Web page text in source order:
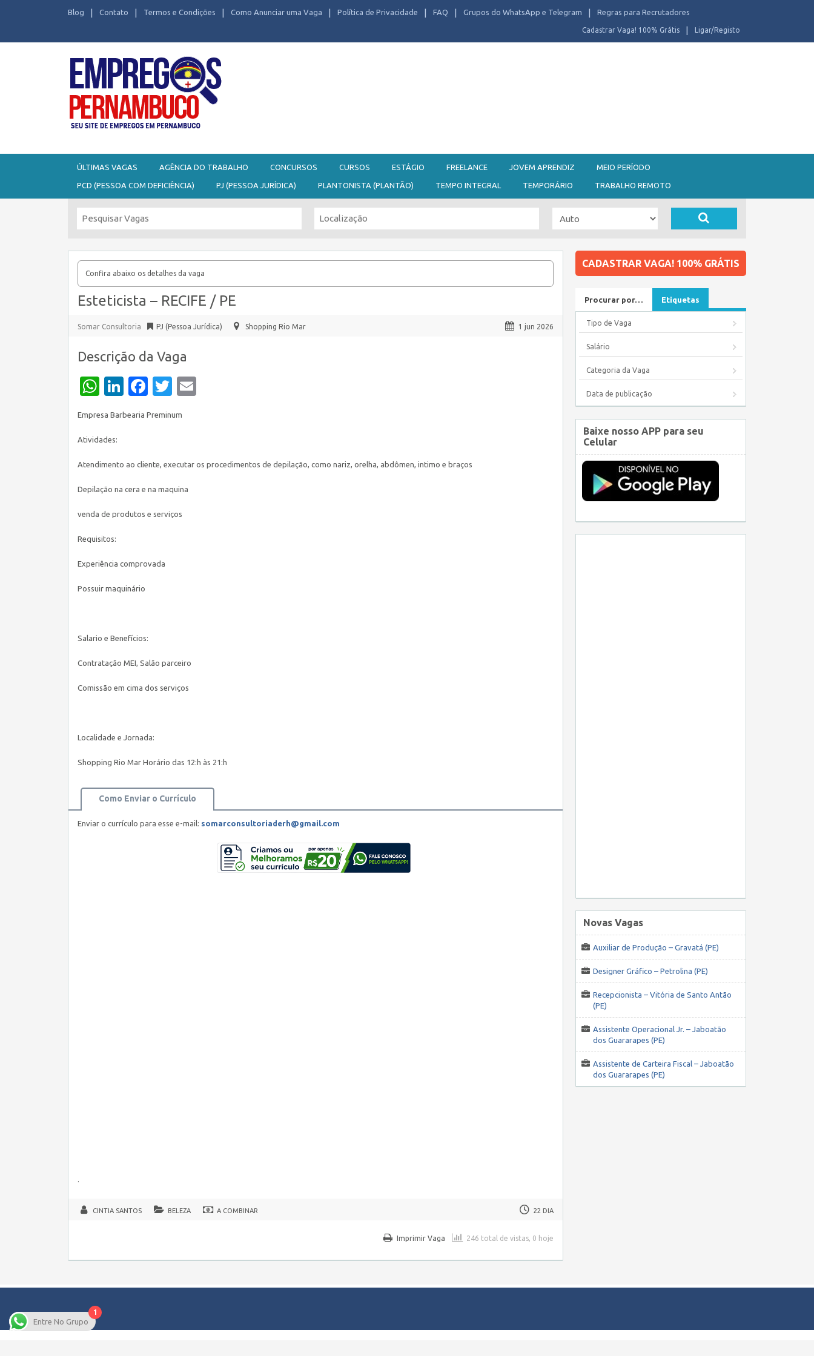
Blog Contato Termos e Condições Como Anunciar uma Vaga Política de Privacidade FAQ Grupos do WhatsApp e Telegram Regras para Recrutadores
Ligar/Registo
Cadastrar Vaga! 100% Grátis
ÚLTIMAS VAGAS AGÊNCIA DO TRABALHO CONCURSOS CURSOS ESTÁGIO FREELANCE JOVEM APRENDIZ MEIO PERÍODO
PCD (PESSOA COM DEFICIÊNCIA) PJ (PESSOA JURÍDICA) PLANTONISTA (PLANTÃO) TEMPO INTEGRAL TEMPORÁRIO TRABALHO REMOTO
Confira abaixo os detalhes da vaga
Esteticista – RECIFE / PE
Somar Consultoria PJ (Pessoa Jurídica) Shopping Rio Mar 1 jun 2026
Descrição da Vaga
WhatsApp
LinkedIn
Facebook
Twitter
Empresa Barbearia Preminum
Atividades:
Atendimento ao cliente, executar os procedimentos de depilação, como nariz, orelha, abdômen, intimo e braços
Depilação na cera e na maquina
venda de produtos e serviços
Requisitos:
Experiência comprovada
Possuir maquinário
Salario e Benefícios:
Contratação MEI, Salão parceiro
Comissão em cima dos serviços
Localidade e Jornada:
Shopping Rio Mar Horário das 12:h às 21:h
Como Enviar o Currículo
Enviar o currículo para esse e-mail: somarconsultoriaderh@gmail.com
.
CINTIA SANTOS BELEZA A COMBINAR 22 DIA
246 total de vistas, 0 hoje
Imprimir Vaga
CADASTRAR VAGA! 100% GRÁTIS
Procurar por… Etiquetas
Tipo de Vaga
Salário
Categoria da Vaga
Data de publicação
Baixe nosso APP para seu
Celular
Novas Vagas
Auxiliar de Produção – Gravatá (PE)
Designer Gráfico – Petrolina (PE)
Recepcionista – Vitória de Santo Antão
(PE)
Assistente Operacional Jr. – Jaboatão
dos Guararapes (PE)
Assistente de Carteira Fiscal – Jaboatão
dos Guararapes (PE)
1
Entre No Grupo